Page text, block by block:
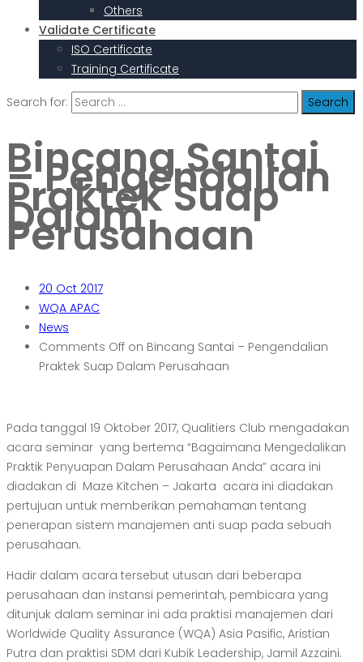
Others
Validate Certificate
ISO Certificate
Training Certificate
Search for:
Bincang Santai
– Pengendalian
Praktek Suap
Dalam
Perusahaan
20 Oct 2017
WQA APAC
News
Comments Off on Bincang Santai – Pengendalian
Praktek Suap Dalam Perusahaan
Pada tanggal 19 Oktober 2017, Qualitiers Club mengadakan
acara seminar yang bertema “Bagaimana Mengedalikan
Praktik Penyuapan Dalam Perusahaan Anda” acara ini
diadakan di Maze Kitchen – Jakarta acara ini diadakan
pertujuan untuk memberikan pemahaman tentang
penerapan sistem manajemen anti suap pada sebuah
perusahaan.
Hadir dalam acara tersebut utusan dari beberapa
perusahaan dan instansi pemerintah, pembicara yang
ditunjuk dalam seminar ini ada praktisi manajemen dari
Worldwide Quality Assurance (WQA) Asia Pasific, Aristian
Putra dan praktisi SDM dari Kubik Leadership, Jamil Azzaini.